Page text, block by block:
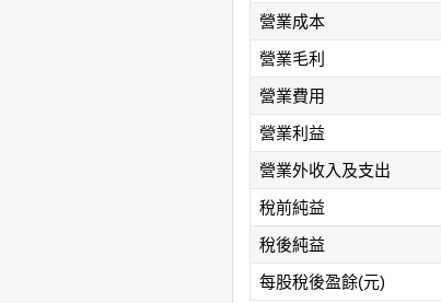
營業成本
營業毛利
營業費用
營業利益
營業外收入及支出
稅前純益
稅後純益
每股稅後盈餘(元)